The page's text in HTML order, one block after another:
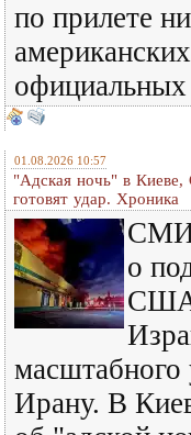
по прилете
американских
официальных
01.08.2026 10:57
"Адская ночь" в
готовят удар. Хроника
СМИ
о
масштабного
Ирану. В